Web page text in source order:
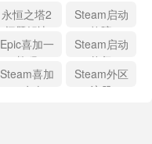
略
永恒之塔2
问题解决
Steam启动
故障
Epic喜加一
教程
Steam启动
修复
Steam喜加
一攻略
Steam外区
注册